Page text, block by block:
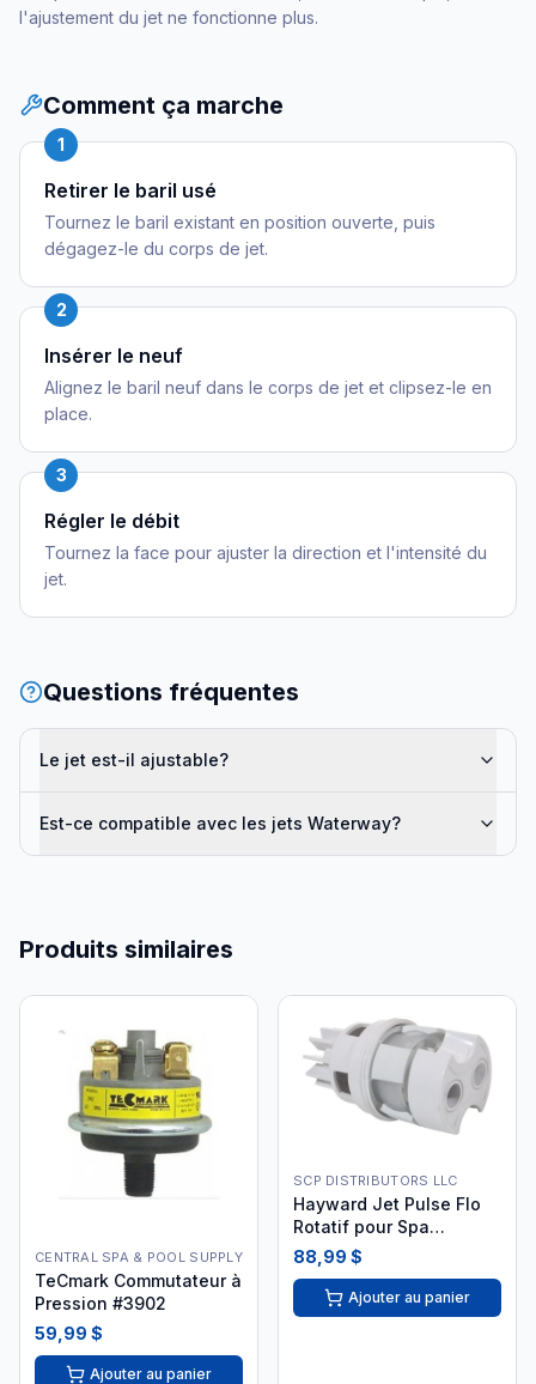
l'ajustement du jet ne fonctionne plus.
Comment ça marche
1
Retirer le baril usé
Tournez le baril existant en position ouverte, puis
dégagez-le du corps de jet.
2
Insérer le neuf
Alignez le baril neuf dans le corps de jet et clipsez-le en
place.
3
Régler le débit
Tournez la face pour ajuster la direction et l'intensité du
jet.
Questions fréquentes
Le jet est-il ajustable?
Est-ce compatible avec les jets Waterway?
Produits similaires
CENTRAL SPA & POOL SUPPLY
TeCmark Commutateur à
Pression #3902
59,99 $
Ajouter au panier
SCP DISTRIBUTORS LLC
Hayward Jet Pulse Flo
Rotatif pour Spa
SP1436PAKB
88,99 $
Ajouter au panier